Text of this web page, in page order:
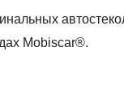
Mobiscar®.